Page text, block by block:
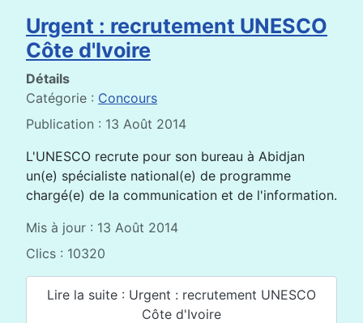
Urgent : recrutement UNESCO
Côte d'Ivoire
Détails
Catégorie : Concours
Publication : 13 Août 2014
L'UNESCO recrute pour son bureau à Abidjan
un(e) spécialiste national(e) de programme
chargé(e) de la communication et de l'information.
Mis à jour : 13 Août 2014
Clics : 10320
Lire la suite : Urgent : recrutement UNESCO
Côte d'Ivoire